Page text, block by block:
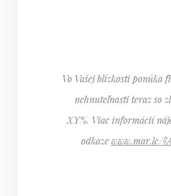
Vo Vašej blízkosti ponúka
nehnuteľnosti teraz so
XY%. Viac informácií
odkazewww.mar.lc/